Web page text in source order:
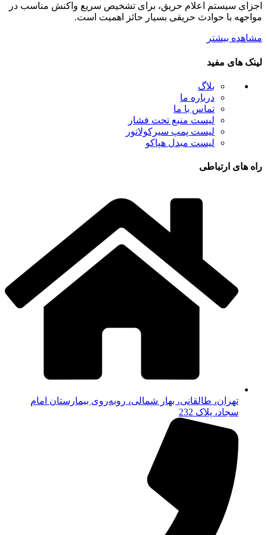
اجزای سیستم اعلام حریق، برای تشخیص سریع واکنش مناسب در
مواجهه با حوادث حریقی بسیار حائز اهمیت است.
مشاهده بیشتر
لینک های مفید
بلاگ
درباره ما
تماس با ما
لیست منبع تحت فشار
لیست پمپ سیرکولاتور
لیست مبدل هپاکو
راه های ارتباطی
تهران، طالقانی، بهار شمالی، روبه‌روی بیمارستان امام
سجاد، پلاک 232